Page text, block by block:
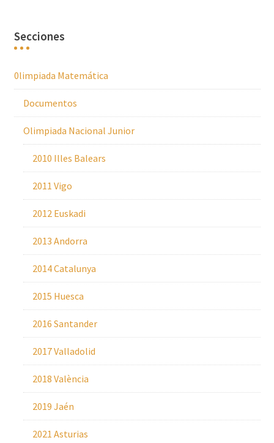
Secciones
0limpiada Matemática
Documentos
Olimpiada Nacional Junior
2010 Illes Balears
2011 Vigo
2012 Euskadi
2013 Andorra
2014 Catalunya
2015 Huesca
2016 Santander
2017 Valladolid
2018 València
2019 Jaén
2021 Asturias